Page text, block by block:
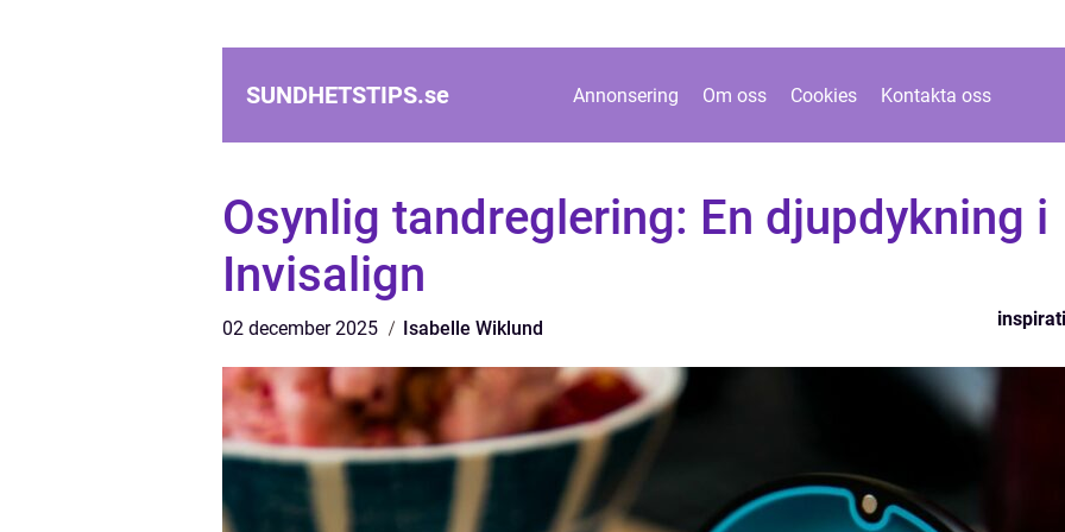
SUNDHETSTIPS.se Annonsering Om oss Cookies Kontakta oss
Osynlig tandreglering: En djupdykning i
Invisalign
02 december 2025 Isabelle Wiklund